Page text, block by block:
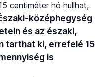
centiméter hó hullhat,
középhegység
és az északi,
tarthat ki, errefelé 15
is